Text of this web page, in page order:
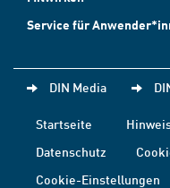
Service für
DIN Media
Startseite
Datenschutz
Cookie-Einstellungen